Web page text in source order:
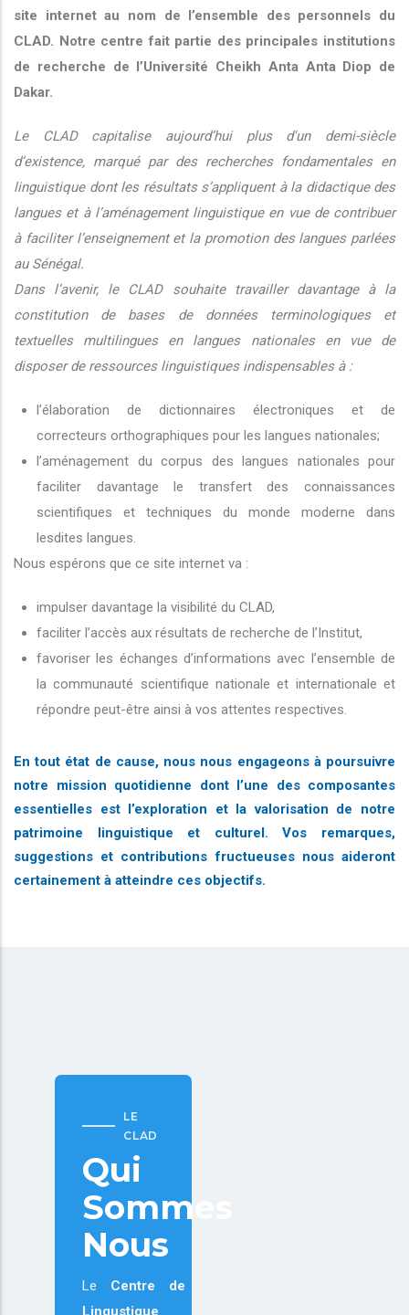
site internet au nom de l’ensemble des personnels du
CLAD. Notre centre fait partie des principales institutions
de recherche de l’Université Cheikh Anta Anta Diop de
Dakar.
Le CLAD capitalise aujourd’hui plus d'un demi-siècle
d’existence, marqué par des recherches fondamentales en
linguistique dont les résultats s’appliquent à la didactique des
langues et à l’aménagement linguistique en vue de contribuer
à faciliter l’enseignement et la promotion des langues parlées
au Sénégal.
Dans l’avenir, le CLAD souhaite travailler davantage à la
constitution de bases de données terminologiques et
textuelles multilingues en langues nationales en vue de
disposer de ressources linguistiques indispensables à :
l’élaboration de dictionnaires électroniques et de
correcteurs orthographiques pour les langues nationales;
l’aménagement du corpus des langues nationales pour
faciliter davantage le transfert des connaissances
scientifiques et techniques du monde moderne dans
lesdites langues.
Nous espérons que ce site internet va :
impulser davantage la visibilité du CLAD,
faciliter l’accès aux résultats de recherche de l’Institut,
favoriser les échanges d’informations avec l’ensemble de
la communauté scientifique nationale et internationale et
répondre peut-être ainsi à vos attentes respectives.
En tout état de cause, nous nous engageons à poursuivre
notre mission quotidienne dont l’une des composantes
essentielles est l’exploration et la valorisation de notre
patrimoine linguistique et culturel. Vos remarques,
suggestions et contributions fructueuses nous aideront
certainement à atteindre ces objectifs.
LE
CLAD
Qui
Sommes
Nous
Le Centre de
Lingustique